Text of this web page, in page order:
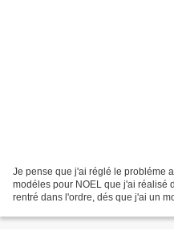
Je pense que j'ai réglé le probléme
modéles pour NOEL que j'ai réalisé
rentré dans l'ordre, dés que j'ai un